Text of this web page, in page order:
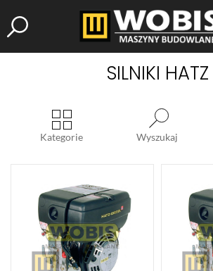
SILNIKI HATZ
Kategorie Wyszukaj